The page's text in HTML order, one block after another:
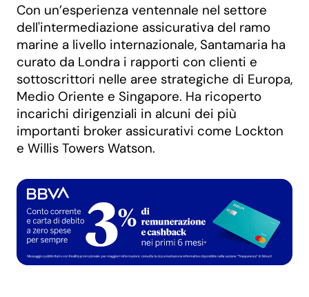
Con un’esperienza ventennale nel settore
dell'intermediazione assicurativa del ramo
marine a livello internazionale, Santamaria ha
curato da Londra i rapporti con clienti e
sottoscrittori nelle aree strategiche di Europa,
Medio Oriente e Singapore. Ha ricoperto
incarichi dirigenziali in alcuni dei più
importanti broker assicurativi come Lockton
e Willis Towers Watson.